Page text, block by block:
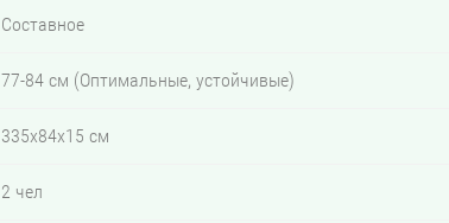
Составное
77-84 см (Оптимальные, устойчивые)
335х84х15 см
2 чел